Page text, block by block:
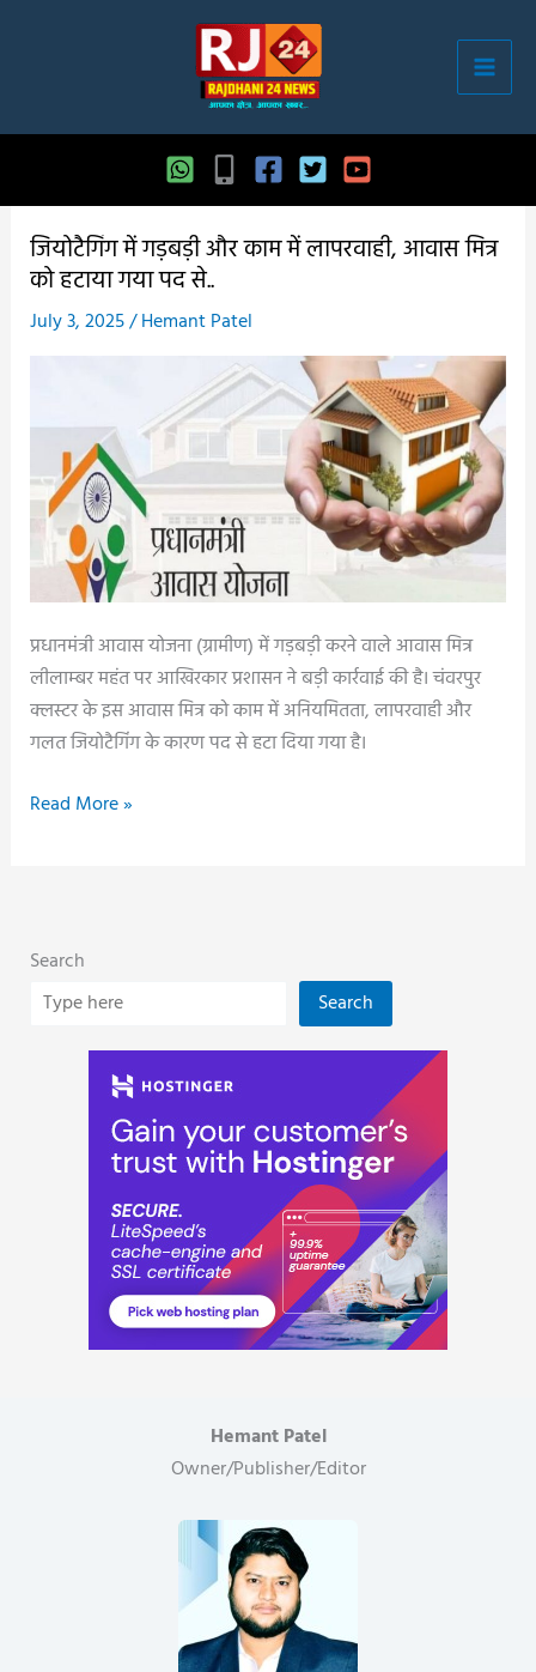
जियोटैगिंग में गड़बड़ी और काम में लापरवाही, आवास मित्र
को हटाया गया पद से..
July 3, 2025/Hemant Patel
प्रधानमंत्री आवास योजना (ग्रामीण) में गड़बड़ी करने वाले आवास मित्र
लीलाम्बर महंत पर आखिरकार प्रशासन ने बड़ी कार्रवाई की है। चंवरपुर
क्लस्टर के इस आवास मित्र को काम में अनियमितता, लापरवाही और
गलत जियोटैगिंग के कारण पद से हटा दिया गया है।
जियोटैगिंग
में
लापरवाही,
Read More »
Search
Search
Hemant Patel
Owner/Publisher/Editor